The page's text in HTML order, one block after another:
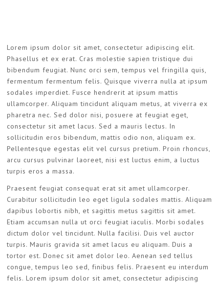
Lorem ipsum dolor sit amet, consectetur adipiscing elit.
Phasellus et ex erat. Cras molestie sapien tristique dui
bibendum feugiat. Nunc orci sem, tempus vel fringilla quis,
fermentum fermentum felis. Quisque viverra nulla at ipsum
sodales imperdiet. Fusce hendrerit at ipsum mattis
ullamcorper. Aliquam tincidunt aliquam metus, at viverra ex
pharetra nec. Sed dolor nisi, posuere at feugiat eget,
consectetur sit amet lacus. Sed a mauris lectus. In
sollicitudin eros bibendum, mattis odio non, aliquam ex.
Pellentesque egestas elit vel cursus pretium. Proin rhoncus,
arcu cursus pulvinar laoreet, nisi est luctus enim, a luctus
turpis eros a massa.
Praesent feugiat consequat erat sit amet ullamcorper.
Curabitur sollicitudin leo eget ligula sodales mattis. Aliquam
dapibus lobortis nibh, et sagittis metus sagittis sit amet.
Etiam accumsan nulla ut orci feugiat iaculis. Morbi sodales
dictum dolor vel tincidunt. Nulla facilisi. Duis vel auctor
turpis. Mauris gravida sit amet lacus eu aliquam. Duis a
tortor est. Donec sit amet dolor leo. Aenean sed tellus
congue, tempus leo sed, finibus felis. Praesent eu interdum
felis. Lorem ipsum dolor sit amet, consectetur adipiscing